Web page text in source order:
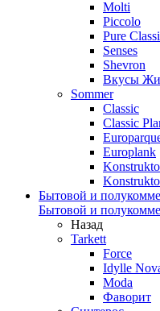
Molti
Piccolo
Pure
Senses
Shevron
Вкусы
Sommer
Classic
Classic
Europlank
Бытовой и
Бытовой и
Назад
Tarkett
Force
Idylle
Moda
Фаворит